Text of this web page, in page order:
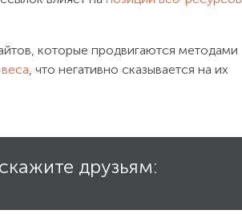
которые продвигаются методами
веса , что негативно сказывается на их
друзьям: